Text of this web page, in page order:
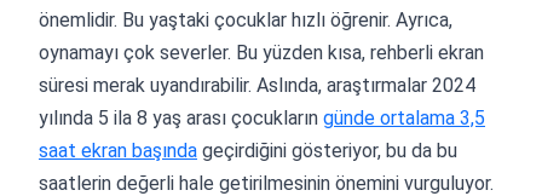
önemlidir. Bu yaştaki çocuklar hızlı öğrenir. Ayrıca,
oynamayı çok severler. Bu yüzden kısa, rehberli ekran
süresi merak uyandırabilir. Aslında, araştırmalar 2024
yılında 5 ila 8 yaş arası çocukların günde ortalama 3,5
saat ekran başında geçirdiğini gösteriyor, bu da bu
saatlerin değerli hale getirilmesinin önemini vurguluyor.